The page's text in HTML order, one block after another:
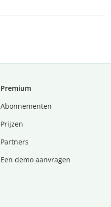
Premium
Abonnementen
Prijzen
Partners
Een demo aanvragen